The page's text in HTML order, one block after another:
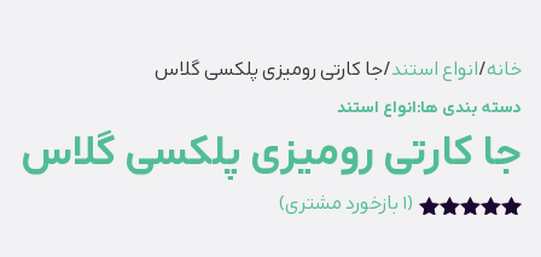
خانه/انواع استند/ جا کارتی رومیزی پلکسی گلاس
دسته بندی ها:انواع استند
جا کارتی رومیزی پلکسی گلاس
(
1 بازخورد مشتری)